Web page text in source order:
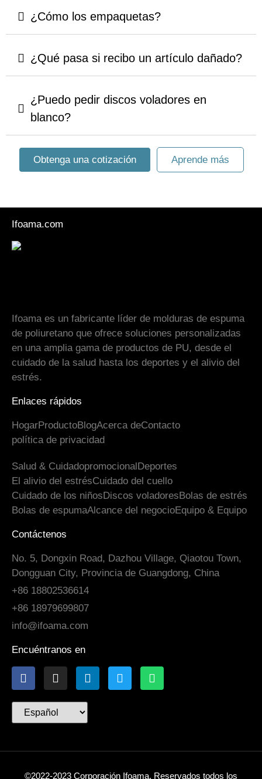
¿Cómo los empaquetas?
¿Qué pasa si recibo un artículo dañado?
¿Puedo pedir discos voladores en
blanco?
Obtenga una cotización Aprende más
Ifoama.com
Ifoama es un fabricante líder de molduras de espuma
de poliuretano que ofrece soluciones personalizadas
en una amplia gama de productos de PU, desde el
cuidado de la salud hasta los deportes y el alivio del
estrés.
Enlaces rápidos
HogarProductoBlogAcerca deContacto
política de privacidad
Salud & CuidadopromocionalDeportes
El alivio del estrésCuidado del cuello
Cuidado de los niñosDiscos voladoresBolas de estrés
Bolas de espumaAlcance del negocioEquipo & Equipo
Contáctenos
No. 5, Dongxin Road, Dazhou Village, Qiaotou Town,
Dongguan City, Provincia de Guangdong, China
+86 18802536614
+86 18979699807
info@ifoama.com
Encuéntranos en
©2022-2023 Corporación Ifoama. Reservados todos los